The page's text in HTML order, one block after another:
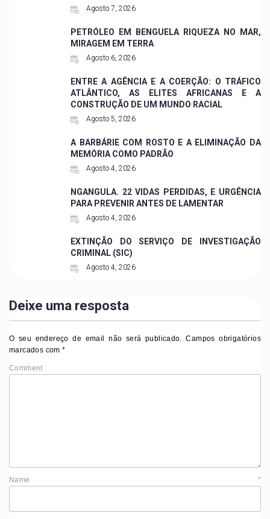
Agosto 7, 2026
PETRÓLEO EM BENGUELA RIQUEZA NO MAR,
MIRAGEM EM TERRA
Agosto 6, 2026
ENTRE A AGÊNCIA E A COERÇÃO: O TRÁFICO
ATLÂNTICO, AS ELITES AFRICANAS E A
CONSTRUÇÃO DE UM MUNDO RACIAL
Agosto 5, 2026
A BARBÁRIE COM ROSTO E A ELIMINAÇÃO DA
MEMÓRIA COMO PADRÃO
Agosto 4, 2026
NGANGULA. 22 VIDAS PERDIDAS, E URGÊNCIA
PARA PREVENIR ANTES DE LAMENTAR
Agosto 4, 2026
EXTINÇÃO DO SERVIÇO DE INVESTIGAÇÃO
CRIMINAL (SIC)
Agosto 4, 2026
Deixe uma resposta
O seu endereço de email não será publicado. Campos obrigatórios
marcados com*
Comment
Name *